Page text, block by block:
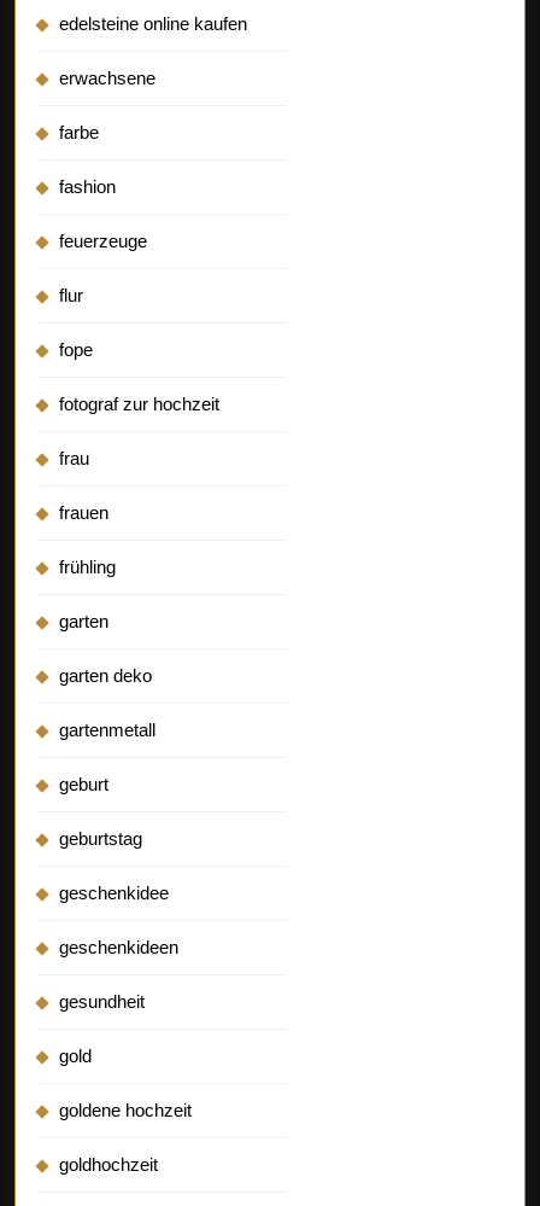
edelsteine online kaufen
erwachsene
farbe
fashion
feuerzeuge
flur
fope
fotograf zur hochzeit
frau
frauen
frühling
garten
garten deko
gartenmetall
geburt
geburtstag
geschenkidee
geschenkideen
gesundheit
gold
goldene hochzeit
goldhochzeit